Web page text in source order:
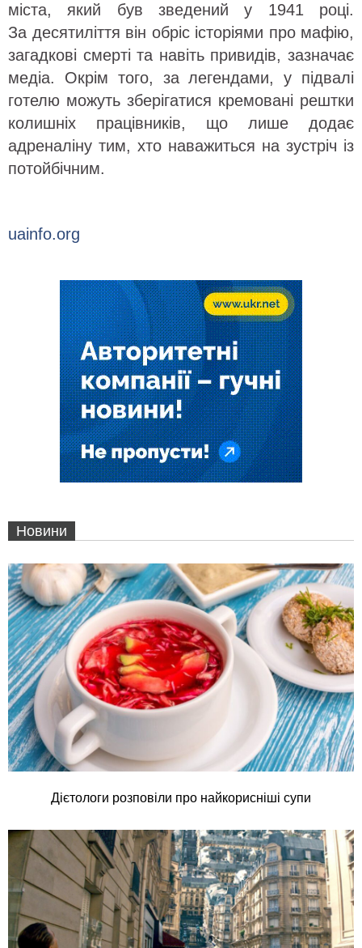
міста, який був зведений у 1941 році.
За десятиліття він обріс історіями про мафію,
загадкові смерті та навіть привидів, зазначає
медіа. Окрім того, за легендами, у підвалі
готелю можуть зберігатися кремовані рештки
колишніх працівників, що лише додає
адреналіну тим, хто наважиться на зустріч із
потойбічним.
uainfo.org
Новини
Дієтологи розповіли про найкорисніші супи